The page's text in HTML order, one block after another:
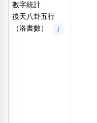
數字統計
後天八卦五行
（洛書數）
i